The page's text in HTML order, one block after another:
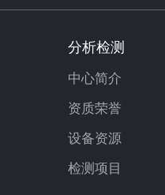
分析检测
中心简介
资质荣誉
设备资源
检测项目